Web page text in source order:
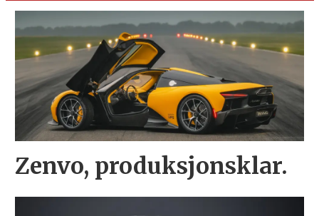
Zenvo, produksjonsklar.